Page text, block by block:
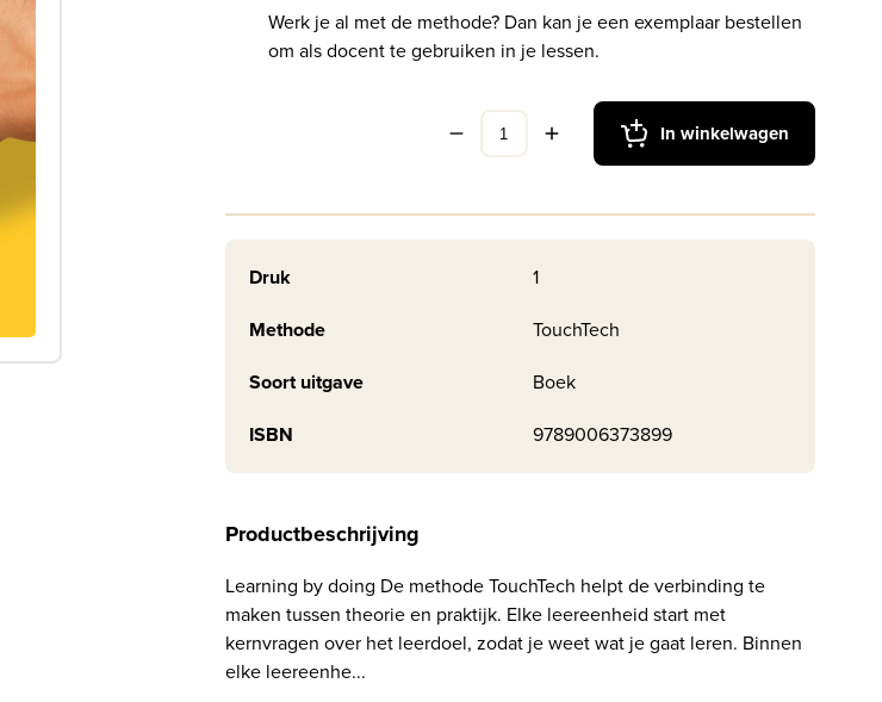
Werk je al met de methode? Dan kan je een exemplaar bestellen
om als docent te gebruiken in je lessen.
In winkelwagen
Druk
1
Methode
TouchTech
Soort uitgave
Boek
ISBN
9789006373899
Productbeschrijving
Learning by doing De methode TouchTech helpt de verbinding te
maken tussen theorie en praktijk. Elke leereenheid start met
kernvragen over het leerdoel, zodat je weet wat je gaat leren. Binnen
elke leereenhe...